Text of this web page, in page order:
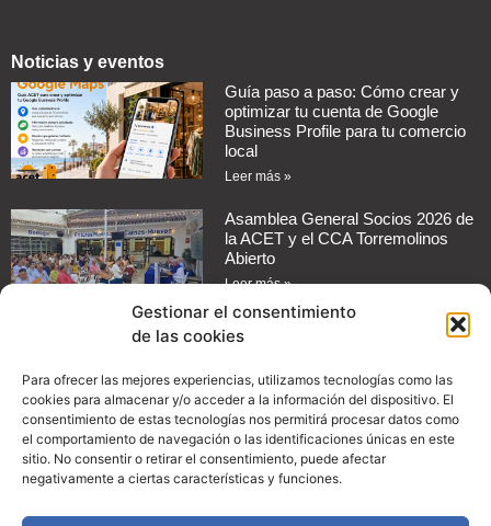
Gestionar el consentimiento
de las cookies
Para ofrecer las mejores experiencias, utilizamos tecnologías como las
cookies para almacenar y/o acceder a la información del dispositivo. El
consentimiento de estas tecnologías nos permitirá procesar datos como
el comportamiento de navegación o las identificaciones únicas en este
sitio. No consentir o retirar el consentimiento, puede afectar
negativamente a ciertas características y funciones.
Noticias y eventos
Guía paso a paso: Cómo crear y
optimizar tu cuenta de Google
Business Profile para tu comercio
local
Leer más »
Asamblea General Socios 2026 de
la ACET y el CCA Torremolinos
Abierto
Leer más »
Cómo automatizar mensajes de
tu negocio
Leer más »
Guía práctica: Cómo configurar
promociones en Instagram para
comercio